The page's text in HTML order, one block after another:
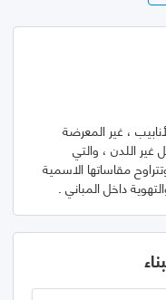
، غير المعرضة
اللدن ، والتي
مقاساتها الاسمية